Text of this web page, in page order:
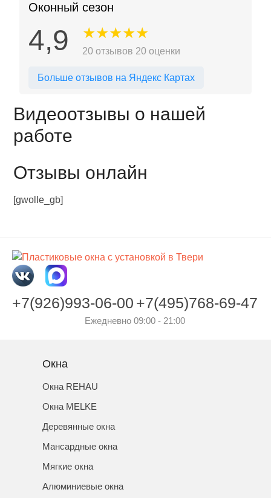
Оконный сезон
4,9 ★★★★★
20 отзывов 20 оценки
Больше отзывов на Яндекс Картах
Видеоотзывы о нашей
работе
Отзывы онлайн
[gwolle_gb]
+7(926)993-06-00 +7(495)768-69-47
Ежедневно 09:00 - 21:00
Окна
Окна REHAU
Окна MELKE
Деревянные окна
Мансардные окна
Мягкие окна
Алюминиевые окна